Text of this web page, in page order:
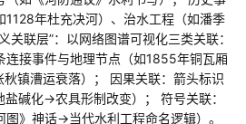
1128年杜充决河）、治水工程（如潘季
关联层”：以网络图谱可视化三类关联：
连接事件与地理节点（如1855年铜瓦厢
镇漕运衰落）； 因果关联：箭头标识
碱化→农具形制改变）； 符号关联：
》神话→当代水利工程命名逻辑）。